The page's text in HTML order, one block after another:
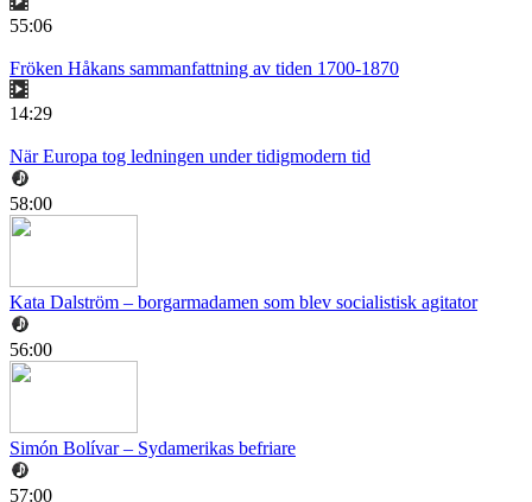
55:06
Fröken Håkans sammanfattning av tiden 1700-1870
14:29
När Europa tog ledningen under tidigmodern tid
58:00
Kata Dalström – borgarmadamen som blev socialistisk agitator
56:00
Simón Bolívar – Sydamerikas befriare
57:00